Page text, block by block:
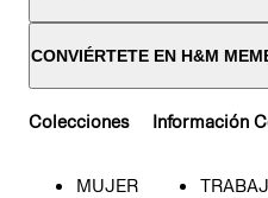
CONVIÉRTETE EN H&M
Colecciones
MUJER
Información